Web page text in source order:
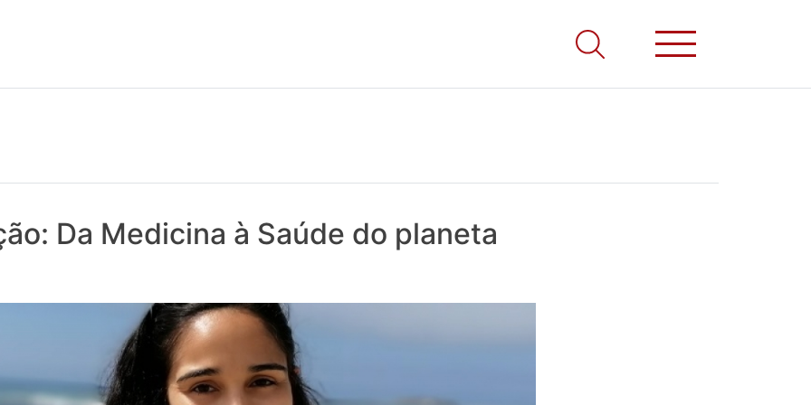
realmente contam! Tudo o que se passa na Saúde!
Da Medicina à Saúde do planeta